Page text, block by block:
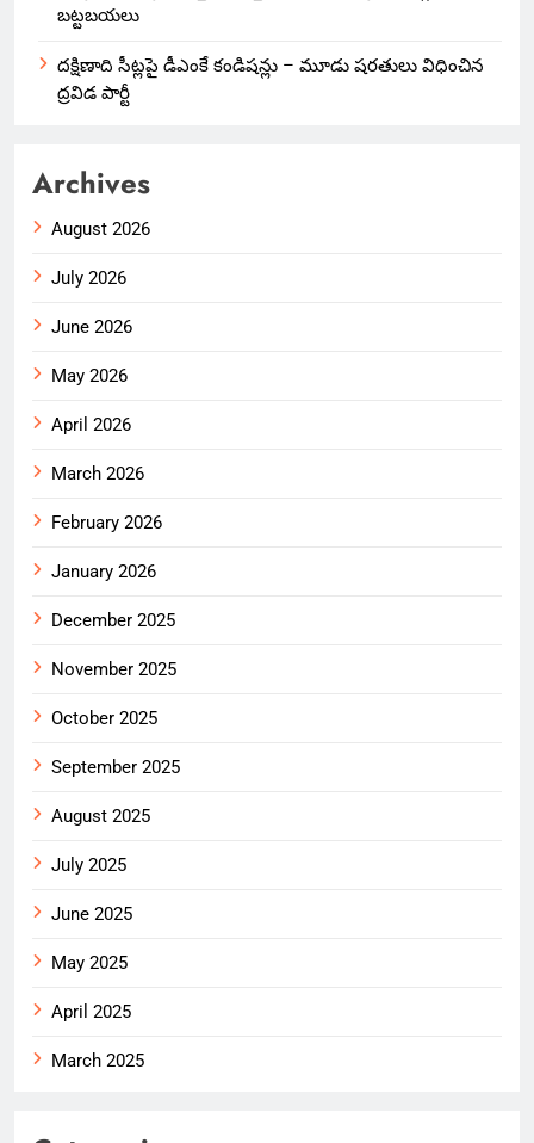
బట్టబయలు
దక్షిణాది సీట్లపై డీఎంకే కండిషన్లు – మూడు షరతులు విధించిన
ద్రవిడ పార్టీ
Archives
August 2026
July 2026
June 2026
May 2026
April 2026
March 2026
February 2026
January 2026
December 2025
November 2025
October 2025
September 2025
August 2025
July 2025
June 2025
May 2025
April 2025
March 2025